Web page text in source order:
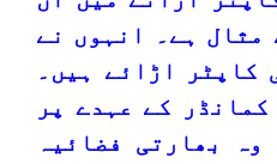
مثال ہے۔ انہوں نے
کاپٹر اڑائے ہیں۔
ونگ کمانڈر کے عہدے پر
بھارتی فضائیہ